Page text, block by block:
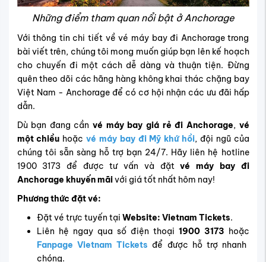
Những điểm tham quan nổi bật ở Anchorage
Với thông tin chi tiết về vé máy bay đi Anchorage trong
bài viết trên, chúng tôi mong muốn giúp bạn lên kế hoạch
cho chuyến đi một cách dễ dàng và thuận tiện. Đừng
quên theo dõi các hãng hàng không khai thác chặng bay
Việt Nam - Anchorage để có cơ hội nhận các ưu đãi hấp
dẫn.
Dù bạn đang cầnvé máy bay giá rẻ đi Anchorage, vé
một chiều hoặcvé máy bay đi Mỹ khứ hồi, đội ngũ của
chúng tôi sẵn sàng hỗ trợ bạn 24/7. Hãy liên hệ hotline
1900 3173 để được tư vấn và đặtvé máy bay đi
Anchorage khuyến mãivới giá tốt nhất hôm nay!
Phương thức đặt vé:
Đặt vé trực tuyến tại Website: Vietnam Tickets.
Liên hệ ngay qua số điện thoại 1900 3173 hoặc
Fanpage Vietnam Tickets để được hỗ trợ nhanh
chóng.